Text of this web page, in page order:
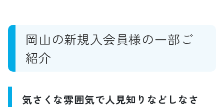
岡山の新規入会員様の一部ご
紹介
気さくな雰囲気で人見知りなどしなさ